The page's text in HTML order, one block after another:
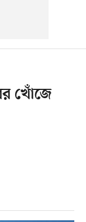
খোঁজে